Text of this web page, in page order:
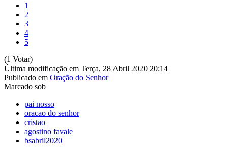
1
2
3
4
5
(1 Votar)
Última modificação em Terça, 28 Abril 2020 20:14
Publicado em Oração do Senhor
Marcado sob
pai nosso
oracao do senhor
cristao
agostino favale
bsabril2020